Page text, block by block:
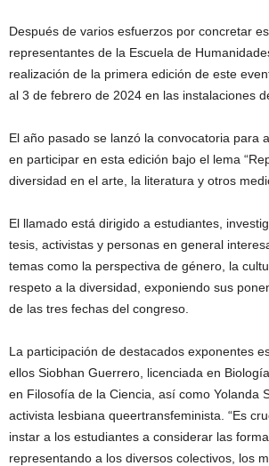
Después de varios esfuerzos por concretar
representantes de la Escuela de
realización de la primera edición de este
al 3 de febrero de 2024 en las instalaciones
El año pasado se lanzó la convocatoria para
en participar en esta edición bajo el lema
diversidad en el arte, la literatura y otros
El llamado está dirigido a estudiantes,
tesis, activistas y personas en general
temas como la perspectiva de género, la
respeto a la diversidad, exponiendo sus
de las tres fechas del congreso.
La participación de destacados exponentes
ellos Siobhan Guerrero, licenciada en
en Filosofía de la Ciencia, así como Yolanda
activista lesbiana queertransfeminista. “Es
instar a los estudiantes a considerar las
representando a los diversos colectivos, los